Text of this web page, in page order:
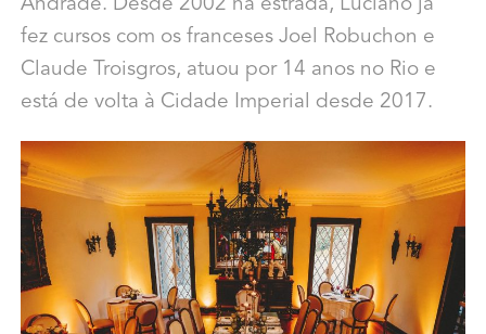
Andrade. Desde 2002 na estrada, Luciano já
fez cursos com os franceses Joel Robuchon e
Claude Troisgros, atuou por 14 anos no Rio e
está de volta à Cidade Imperial desde 2017.